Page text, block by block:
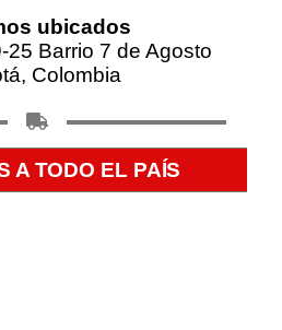
ubicados
25 Barrio 7 de Agosto
Colombia
A TODO EL PAÍS